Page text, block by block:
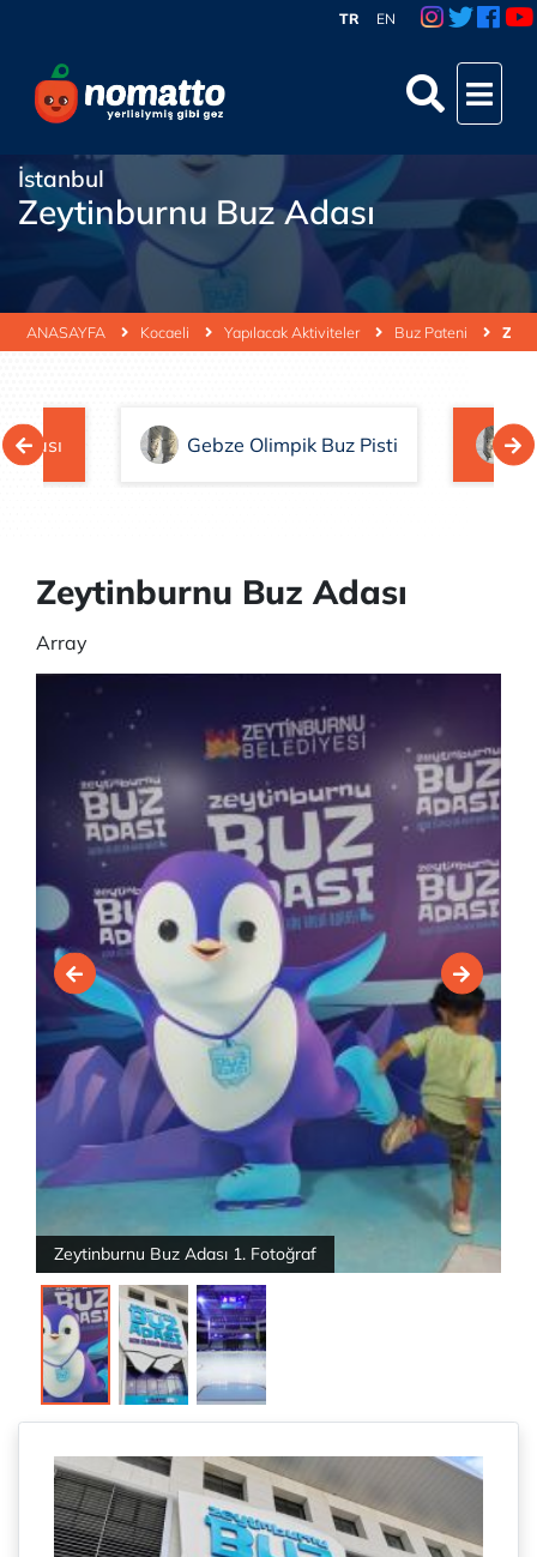
TR EN
ANASAYFA Kocaeli Yapılacak Aktiviteler Buz Pateni
İstanbul
Zeytinburnu Buz Adası
Adası Gebze Olimpik Buz Pisti
Zeytinburnu Buz Adası
Array
Zeytinburnu Buz Adası 1. Fotoğraf